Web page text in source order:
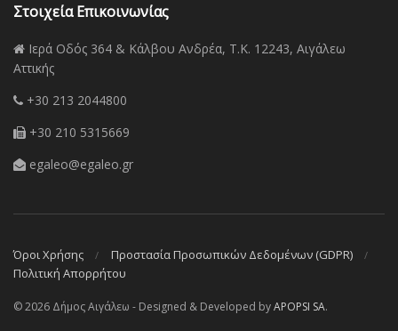
Στοιχεία Επικοινωνίας
Ιερά Οδός 364 & Κάλβου Ανδρέα, Τ.Κ. 12243, Αιγάλεω
Αττικής
+30 213 2044800
+30 210 5315669
egaleo@egaleo.gr
Όροι Χρήσης
Προστασία Προσωπικών Δεδομένων (GDPR)
Πολιτική Απορρήτου
© 2026 Δήμος Αιγάλεω - Designed & Developed byAPOPSI SA.